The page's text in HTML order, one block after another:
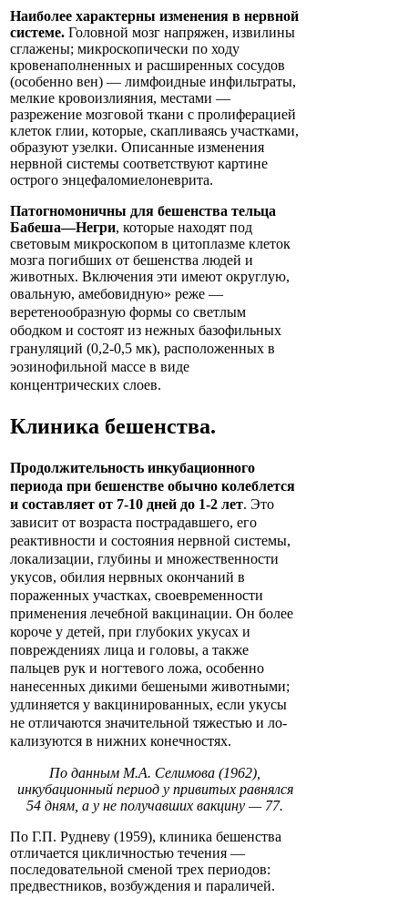
Наиболее характерны изменения в нервной
системе. Головной мозг напряжен, извилины
сглажены; микроскопически по ходу
кровенаполненных и расширенных сосудов
(особенно вен) — лимфоидные инфильтраты,
мелкие кровоизлияния, местами —
разрежение мозговой ткани с пролиферацией
клеток глии, которые, скапливаясь участками,
образуют узелки. Описанные изменения
нервной системы соответствуют картине
острого энцефаломиелоневрита.
Патогномоничны для бешенства тельца
Бабеша—Негри, которые находят под
световым микроскопом в цитоплазме клеток
мозга погибших от бешенства людей и
животных. Включения эти имеют округлую,
овальную, амебовидную» реже —
веретенообразную формы со светлым
ободком и состоят из нежных базофильных
грануляций (0,2-0,5 мк), расположенных в
эозинофильной массе в виде
концентрических слоев.
Клиника бешенства.
Продолжительность инкубационного
периода при бешенстве обычно колеблется
и составляет от 7-10 дней до 1-2 лет. Это
зависит от возраста пострадавшего, его
реактивности и состояния нервной системы,
локализации, глубины и множественности
укусов, обилия нервных окончаний в
пораженных участках, своевременности
применения лечебной вакцинации. Он более
короче у детей, при глубоких укусах и
повреждениях лица и головы, а также
пальцев рук и ногтевого ложа, особенно
нанесенных дикими бешеными животными;
удлиняется у вакцинированных, если укусы
не отличаются значительной тяжестью и ло-
кализуются в нижних конечностях.
По данным М.А. Селимова (1962),
инкубационный период у привитых равнялся
54 дням, а у не получавших вакцину — 77.
По Г.П. Рудневу (1959), клиника бешенства
отличается цикличностью течения —
последовательной сменой трех периодов:
предвестников, возбуждения и параличей.